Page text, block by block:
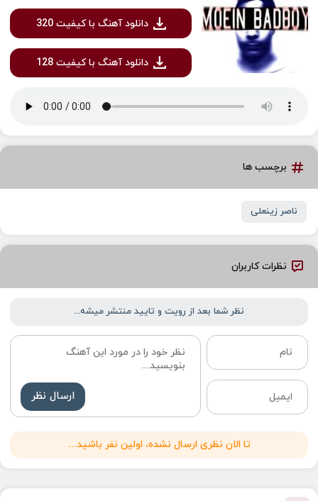
دانلود آهنگ با کیفیت 320
دانلود آهنگ با کیفیت 128
برچسب ها
ناصر زینعلی
نظرات کاربران
نظر شما بعد از رویت و تایید منتشر میشه...
ارسال نظر
تا الان نظری ارسال نشده، اولین نفر باشید...